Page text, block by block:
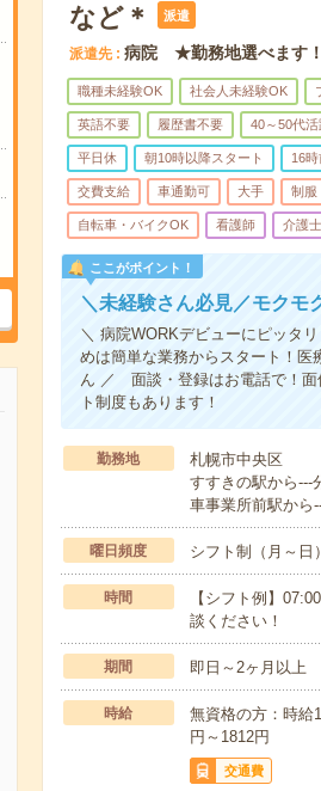
など＊
派遣
派遣先 病院 ★勤務地選べます！
職種未経験OK 社会人未経験OK
英語不要 履歴書不要 40～50代活
平日休 朝10時以降スタート 16
交費支給 車通勤可 大手 制服
自転車・バイクOK 看護師 介護士
ここがポイント！
＼未経験さん必見／モクモ
＼ 病院WORKデビューにピッタ
めは簡単な業務からスタート！医
ん ／ 面談・登録はお電話で！面
ト制度もあります！
勤務地
札幌市中央区
すすきの駅から---
車事業所前駅から
曜日頻度 シフト制（月～
時間
【シフト例】
談ください！
期間 即日～2ヶ月以上
時給
無資格の方：時給
円～1812円
交通費